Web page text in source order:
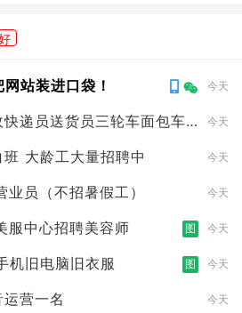
站装进口袋！ 今天
快递员送货员三轮车面包车
今天
大龄工大量招聘中 今天
业员（不招暑假工） 今天
服中心招聘美容师 图 今天
机旧电脑旧衣服 图 今天
营一名 今天